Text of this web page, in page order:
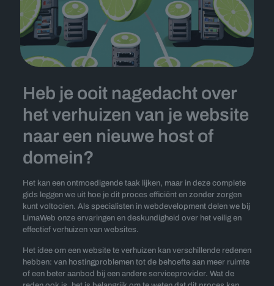
Heb je ooit nagedacht over
het verhuizen van je website
naar een nieuwe host of
domein?
Het kan een ontmoedigende taak lijken, maar in deze complete
gids leggen we uit hoe je dit proces efficiënt en zonder zorgen
kunt voltooien. Als specialisten in webdevelopment delen we bij
LimaWeb onze ervaringen en deskundigheid over het veilig en
effectief verhuizen van websites.
Het idee om een website te verhuizen kan verschillende redenen
hebben: van hostingproblemen tot de behoefte aan meer ruimte
of een beter aanbod bij een andere serviceprovider. Wat de